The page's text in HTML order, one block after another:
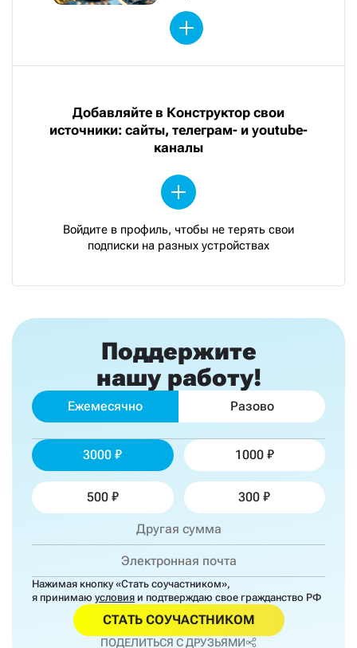
Добавляйте в Конструктор свои
источники: сайты, телеграм- и youtube-
каналы
Войдите в профиль, чтобы не терять свои
подписки на разных устройствах
Поддержите
нашу работу!
Ежемесячно Разово
3000 1000
500 300
Нажимая кнопку «Стать соучастником»,
я принимаю условия и подтверждаю свое гражданство РФ
СТАТЬ СОУЧАСТНИКОМ
ПОДЕЛИТЬСЯ С ДРУЗЬЯМИ